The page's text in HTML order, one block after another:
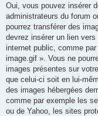
Oui, vous pouvez insérer
administrateurs du forum
pourrez transférer des
devrez insérer un lien
internet public, comme
image.gif ». Vous ne
images présentes sur
que celui-ci soit en lui-
des images hébergées
comme par exemple les
ou de Yahoo, les sites